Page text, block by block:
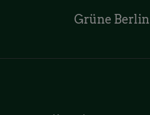
Grüne Berlin